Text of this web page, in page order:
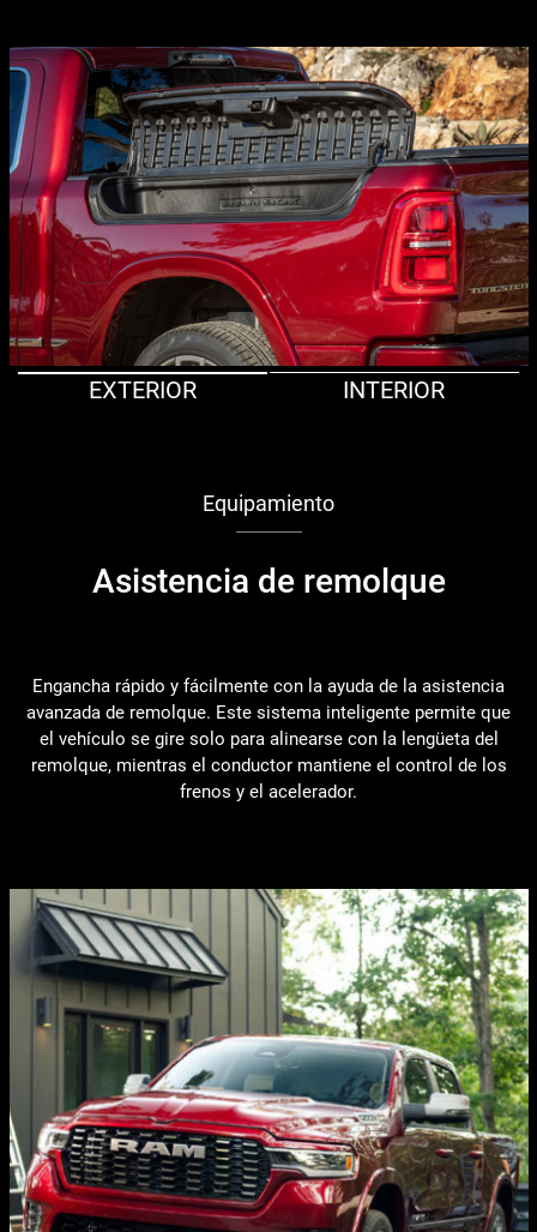
EXTERIOR INTERIOR
Equipamiento
Asistencia de remolque
Engancha rápido y fácilmente con la ayuda de la asistencia
avanzada de remolque. Este sistema inteligente permite que
el vehículo se gire solo para alinearse con la lengüeta del
remolque, mientras el conductor mantiene el control de los
frenos y el acelerador.